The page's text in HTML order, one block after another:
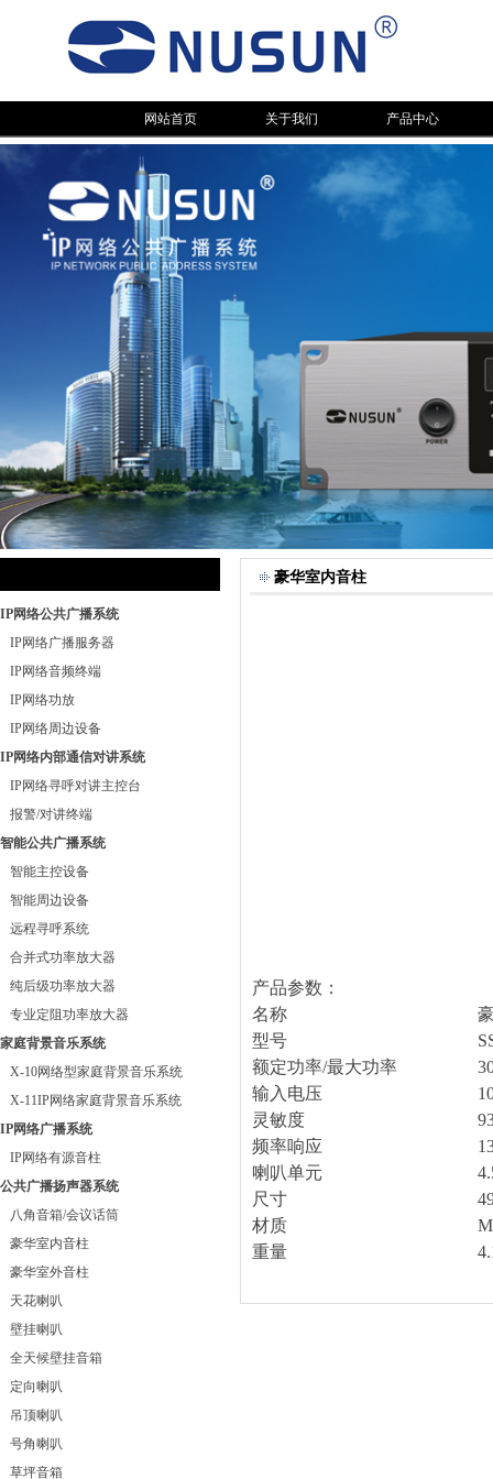
网站首页 关于我们 产品中心
IP网络公共广播系统
IP网络广播服务器
IP网络音频终端
IP网络功放
IP网络周边设备
IP网络内部通信对讲系统
IP网络寻呼对讲主控台
报警/对讲终端
智能公共广播系统
智能主控设备
智能周边设备
远程寻呼系统
合并式功率放大器
纯后级功率放大器
专业定阻功率放大器
家庭背景音乐系统
X-10网络型家庭背景音乐系统
X-11IP网络家庭背景音乐系统
IP网络广播系统
IP网络有源音柱
公共广播扬声器系统
八角音箱/会议话筒
豪华室内音柱
豪华室外音柱
天花喇叭
壁挂喇叭
全天候壁挂音箱
定向喇叭
吊顶喇叭
号角喇叭
草坪音箱
豪华室内音柱
产品参数：
名称
型号
额定功率/最大功率
输入电压
灵敏度
频率响应
喇叭单元
尺寸
材质
重量